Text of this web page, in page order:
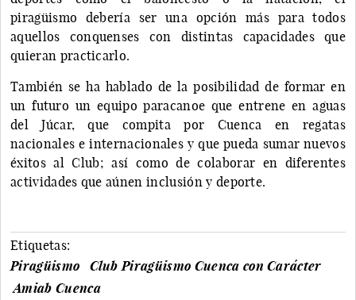
piragüismo debería ser una opción más para todos
aquellos conquenses con distintas capacidades que
quieran practicarlo.
También se ha hablado de la posibilidad de formar en
un futuro un equipo paracanoe que entrene en aguas
del Júcar, que compita por Cuenca en regatas
nacionales e internacionales y que pueda sumar nuevos
éxitos al Club; así como de colaborar en diferentes
actividades que aúnen inclusión y deporte.
Etiquetas:
Piragüismo
Club Piragüismo Cuenca con Carácter
Amiab Cuenca